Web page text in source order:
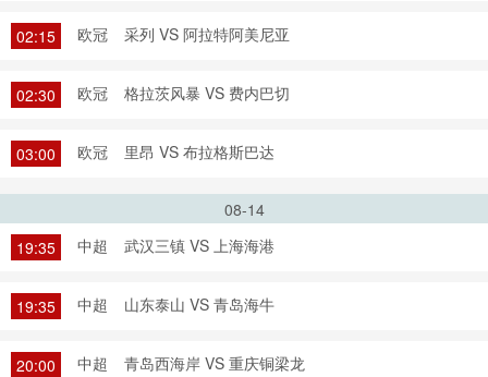
02:15 欧冠 采列 VS 阿拉特阿美尼亚
02:30 欧冠 格拉茨风暴 VS 费内巴切
03:00 欧冠 里昂 VS 布拉格斯巴达
08-14
19:35
中超 武汉三镇 VS 上海海港
19:35 中超 山东泰山 VS 青岛海牛
20:00 中超 青岛西海岸 VS 重庆铜梁龙